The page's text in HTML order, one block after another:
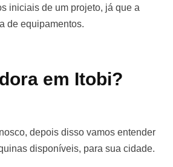
iniciais de um projeto, já que a
de equipamentos.
em Itobi?
depois disso vamos entender
disponíveis, para sua cidade.